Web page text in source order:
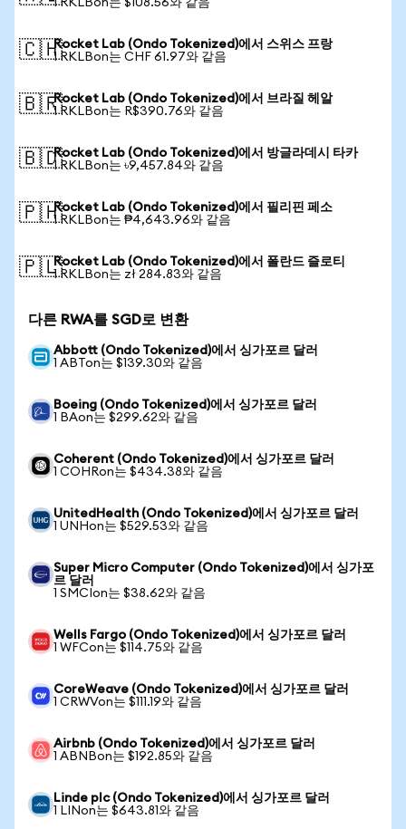
1 RKLBon는 $108.56와 같음
🇨🇭Rocket Lab (Ondo Tokenized)에서 스위스 프랑
1 RKLBon는 CHF 61.97와 같음
🇧🇷Rocket Lab (Ondo Tokenized)에서 브라질 헤알
1 RKLBon는 R$390.76와 같음
🇧🇩Rocket Lab (Ondo Tokenized)에서 방글라데시 타카
1 RKLBon는 ৳9,457.84와 같음
🇵🇭Rocket Lab (Ondo Tokenized)에서 필리핀 페소
1 RKLBon는 ₱4,643.96와 같음
🇵🇱Rocket Lab (Ondo Tokenized)에서 폴란드 즐로티
1 RKLBon는 zł 284.83와 같음
다른 RWA를 SGD로 변환
Abbott (Ondo Tokenized)에서 싱가포르 달러
1 ABTon는 $139.30와 같음
Boeing (Ondo Tokenized)에서 싱가포르 달러
1 BAon는 $299.62와 같음
Coherent (Ondo Tokenized)에서 싱가포르 달러
1 COHRon는 $434.38와 같음
UnitedHealth (Ondo Tokenized)에서 싱가포르 달러
1 UNHon는 $529.53와 같음
Super Micro Computer (Ondo Tokenized)에서 싱가포
르 달러
1 SMCIon는 $38.62와 같음
Wells Fargo (Ondo Tokenized)에서 싱가포르 달러
1 WFCon는 $114.75와 같음
CoreWeave (Ondo Tokenized)에서 싱가포르 달러
1 CRWVon는 $111.19와 같음
Airbnb (Ondo Tokenized)에서 싱가포르 달러
1 ABNBon는 $192.85와 같음
Linde plc (Ondo Tokenized)에서 싱가포르 달러
1 LINon는 $643.81와 같음